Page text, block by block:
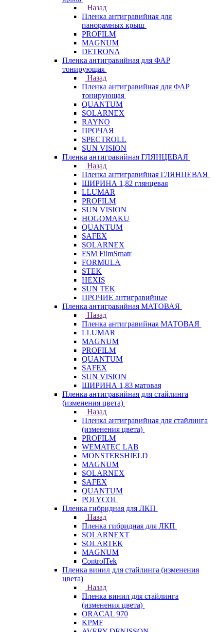
Назад
Пленка антигравийная для
панорамных крыш
PROFILM
MAGNUM
DETRONA
Пленка антигравийная для ФАР
тонирующая
Назад
Пленка антигравийная для ФАР
тонирующая
QUANTUM
SOLARNEX
RAYNO
ПРОЧАЯ
SPECTROLL
SUN VISION
Пленка антигравийная ГЛЯНЦЕВАЯ
Назад
Пленка антигравийная ГЛЯНЦЕВАЯ
ШИРИНА 1,82 глянцевая
LLUMAR
PROFILM
SUN VISION
HOGOMAKU
QUANTUM
SAFEX
SOLARNEX
FSM FilmSmatr
FORMULA
STEK
HEXIS
SUN TEK
ПРОЧИЕ антигравийные
Пленка антигравийная МАТОВАЯ
Назад
Пленка антигравийная МАТОВАЯ
LLUMAR
MAGNUM
PROFILM
QUANTUM
SAFEX
SUN VISION
ШИРИНА 1,83 матовая
Пленка антигравийная для стайлинга
(изменения цвета)
Назад
Пленка антигравийная для стайлинга
(изменения цвета)
PROFILM
WEMATEC LAB
MONSTERSHIELD
MAGNUM
SOLARNEX
SAFEX
QUANTUM
POLYCOL
Пленка гибридная для ЛКП
Назад
Пленка гибридная для ЛКП
SOLARNEXT
SOLARTEK
MAGNUM
ControlTek
Пленка винил для стайлинга (изменения
цвета)
Назад
Пленка винил для стайлинга
(изменения цвета)
ORACAL 970
KPMF